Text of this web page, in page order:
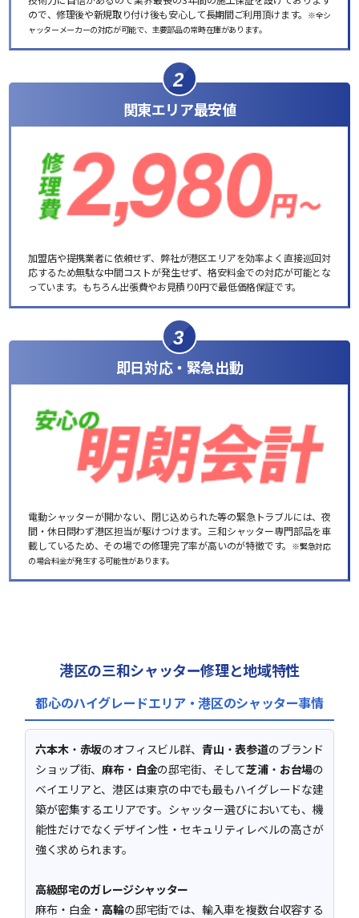
ので、修理後や新規取り付け後も安心して長期間ご利用頂けます。 ※全シ
ャッターメーカーの対応が可能で、主要部品の常時在庫があります。
2
関東エリア最安値
加盟店や提携業者に依頼せず、弊社が港区エリアを効率よく直接巡回対
応するため無駄な中間コストが発生せず、格安料金での対応が可能とな
っています。もちろん出張費やお見積り0円で最低価格保証です。
3
即日対応・緊急出動
電動シャッターが開かない、閉じ込められた等の緊急トラブルには、夜
間・休日問わず港区担当が駆けつけます。三和シャッター専門部品を車
載しているため、その場での修理完了率が高いのが特徴です。 ※緊急対応
の場合料金が発生する可能性があります。
港区の三和シャッター修理と地域特性
都心のハイグレードエリア・港区のシャッター事情
六本木・ 赤坂のオフィスビル群、 青山 ・表参道のブランド
ショップ街、麻布・ 白金の邸宅街、そして芝浦・ お台場の
ベイエリアと、港区は東京の中でも最もハイグレードな建
築が密集するエリアです。シャッター選びにおいても、機
能性だけでなくデザイン性・セキュリティレベルの高さが
強く求められます。
高級邸宅のガレージシャッター
麻布・白金・高輪の邸宅街では、輸入車を複数台収容する